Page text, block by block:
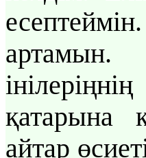
қатарына
айтар